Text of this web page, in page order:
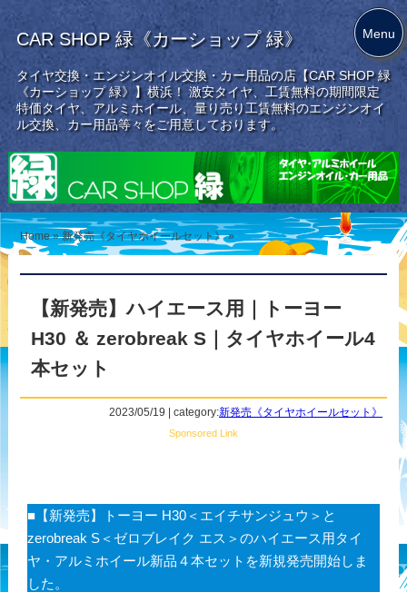
CAR SHOP 緑《カーショップ 緑》
タイヤ交換・エンジンオイル交換・カー用品の店【CAR SHOP 緑
《カーショップ 緑》】横浜！ 激安タイヤ、工賃無料の期間限定
特価タイヤ、アルミホイール、量り売り工賃無料のエンジンオイ
ル交換、カー用品等々をご用意しております。
Home »新発売《タイヤホイールセット》 »
【新発売】ハイエース用｜トーヨー
H30 ＆ zerobreak S｜タイヤホイール4
本セット
2023/05/19 | category:新発売《タイヤホイールセット》
Sponsored Link
■【新発売】トーヨー H30＜エイチサンジュウ＞と
zerobreak S＜ゼロブレイク エス＞のハイエース用タイ
ヤ・アルミホイール新品４本セットを新規発売開始しま
した。
Menu